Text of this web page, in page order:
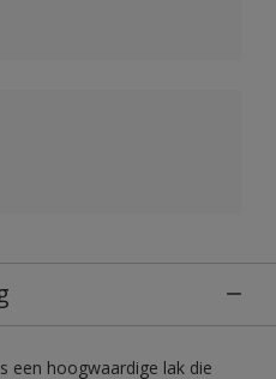
een hoogwaardige lak die